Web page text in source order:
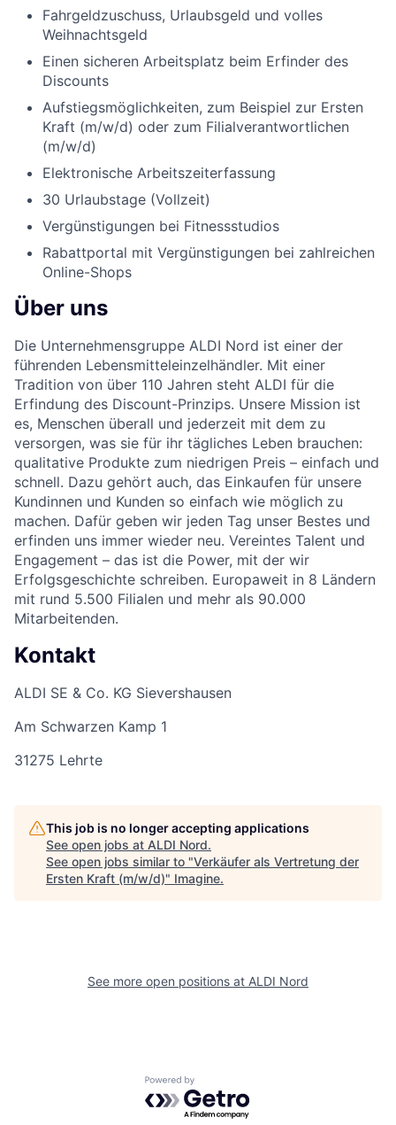
Fahrgeldzuschuss, Urlaubsgeld und volles
Weihnachtsgeld
Einen sicheren Arbeitsplatz beim Erfinder des
Discounts
Aufstiegsmöglichkeiten, zum Beispiel zur Ersten
Kraft (m/w/d) oder zum Filialverantwortlichen
(m/w/d)
Elektronische Arbeitszeiterfassung
30 Urlaubstage (Vollzeit)
Vergünstigungen bei Fitnessstudios
Rabattportal mit Vergünstigungen bei zahlreichen
Online-Shops
Über uns
Die Unternehmensgruppe ALDI Nord ist einer der
führenden Lebensmitteleinzelhändler. Mit einer
Tradition von über 110 Jahren steht ALDI für die
Erfindung des Discount-Prinzips. Unsere Mission ist
es, Menschen überall und jederzeit mit dem zu
versorgen, was sie für ihr tägliches Leben brauchen:
qualitative Produkte zum niedrigen Preis – einfach und
schnell. Dazu gehört auch, das Einkaufen für unsere
Kundinnen und Kunden so einfach wie möglich zu
machen. Dafür geben wir jeden Tag unser Bestes und
erfinden uns immer wieder neu. Vereintes Talent und
Engagement – das ist die Power, mit der wir
Erfolgsgeschichte schreiben. Europaweit in 8 Ländern
mit rund 5.500 Filialen und mehr als 90.000
Mitarbeitenden.
Kontakt
ALDI SE & Co. KG Sievershausen
Am Schwarzen Kamp 1
31275 Lehrte
This job is no longer accepting applications
See open jobs at ALDI Nord.
See open jobs similar to "Verkäufer als Vertretung der
Ersten Kraft (m/w/d)" Imagine.
See more open positions at ALDI Nord
Powered by Getro.com